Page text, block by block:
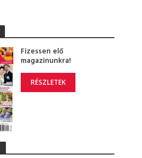
Fizessen elő
magazinunkra!
RÉSZLETEK